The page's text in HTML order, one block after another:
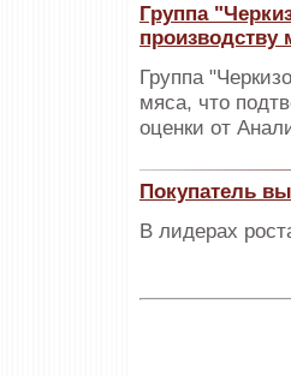
Группа
производству
Группа
мяса, что
оценки от
Покупатель
В лидерах